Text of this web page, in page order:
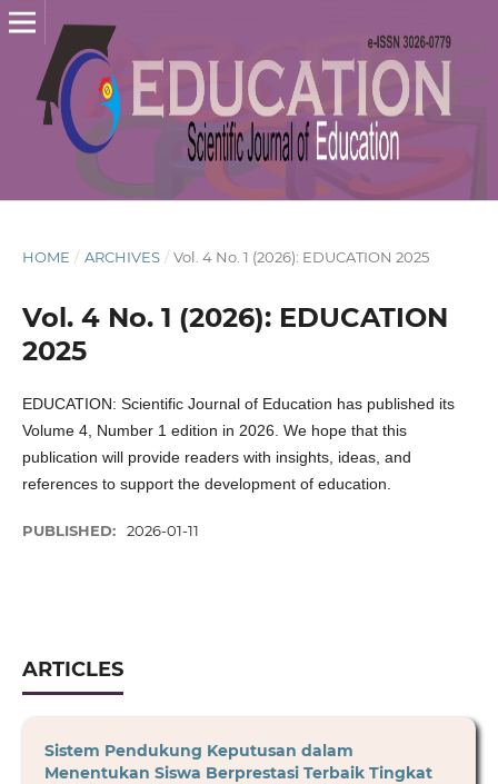
HOME / ARCHIVES / Vol. 4 No. 1 (2026): EDUCATION 2025
Vol. 4 No. 1 (2026): EDUCATION
2025
EDUCATION: Scientific Journal of Education has published its
Volume 4, Number 1 edition in 2026. We hope that this
publication will provide readers with insights, ideas, and
references to support the development of education.
PUBLISHED: 2026-01-11
ARTICLES
Sistem Pendukung Keputusan dalam
Menentukan Siswa Berprestasi Terbaik Tingkat